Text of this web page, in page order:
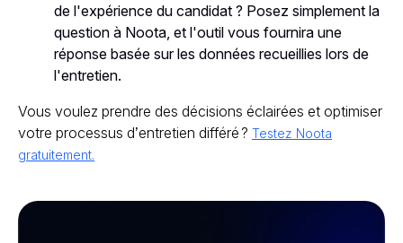
de l'expérience du candidat ? Posez simplement la
question à Noota, et l'outil vous fournira une
réponse basée sur les données recueillies lors de
l'entretien.
Vous voulez prendre des décisions éclairées et optimiser
votre processus d’entretien différé ? Testez Noota
gratuitement.